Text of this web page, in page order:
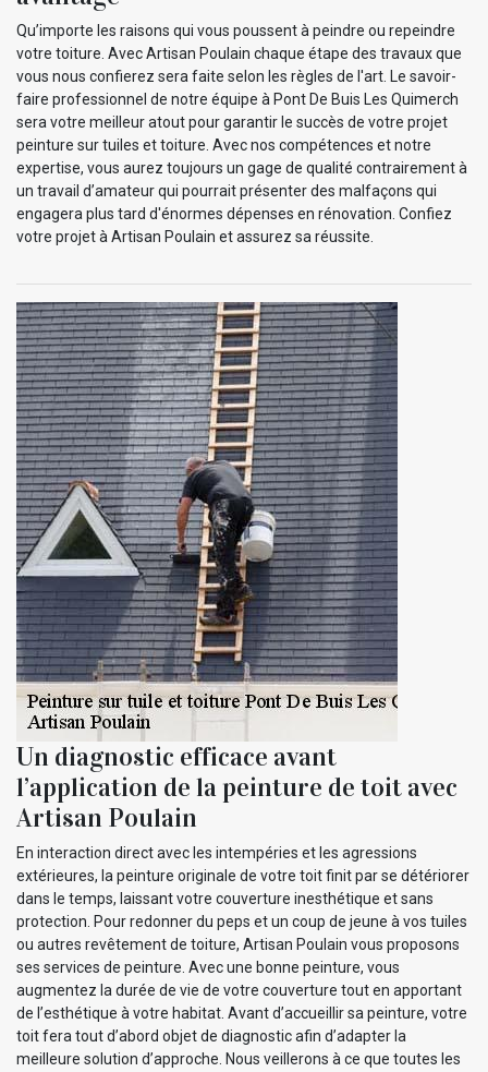
Qu’importe les raisons qui vous poussent à peindre ou repeindre
votre toiture. Avec Artisan Poulain chaque étape des travaux que
vous nous confierez sera faite selon les règles de l'art. Le savoir-
faire professionnel de notre équipe à Pont De Buis Les Quimerch
sera votre meilleur atout pour garantir le succès de votre projet
peinture sur tuiles et toiture. Avec nos compétences et notre
expertise, vous aurez toujours un gage de qualité contrairement à
un travail d’amateur qui pourrait présenter des malfaçons qui
engagera plus tard d'énormes dépenses en rénovation. Confiez
votre projet à Artisan Poulain et assurez sa réussite.
Un diagnostic efficace avant
l’application de la peinture de toit avec
Artisan Poulain
En interaction direct avec les intempéries et les agressions
extérieures, la peinture originale de votre toit finit par se détériorer
dans le temps, laissant votre couverture inesthétique et sans
protection. Pour redonner du peps et un coup de jeune à vos tuiles
ou autres revêtement de toiture, Artisan Poulain vous proposons
ses services de peinture. Avec une bonne peinture, vous
augmentez la durée de vie de votre couverture tout en apportant
de l’esthétique à votre habitat. Avant d’accueillir sa peinture, votre
toit fera tout d’abord objet de diagnostic afin d’adapter la
meilleure solution d’approche. Nous veillerons à ce que toutes les